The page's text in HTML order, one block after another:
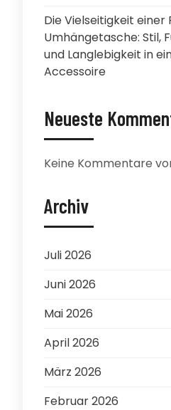
Die Vielseitigkeit einer
Umhängetasche: Stil,
und Langlebigkeit in
Accessoire
Neueste
Keine Kommentare
Archiv
Juli 2026
Juni 2026
Mai 2026
April 2026
März 2026
Februar 2026